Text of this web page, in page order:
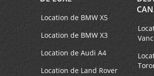
Location de BMW X5
Location de BMW X3
Location de Audi A4
Location de Land Rover